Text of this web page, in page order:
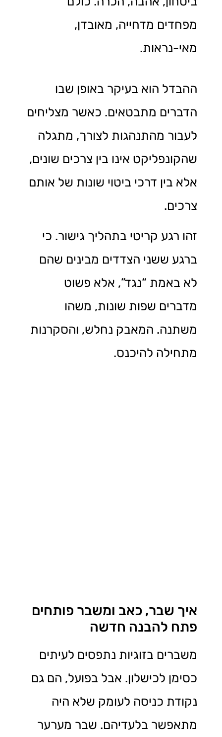
מפחדים מדחייה, מאובדן,
מאי-נראות.
ההבדל הוא בעיקר באופן שבו
הדברים מתבטאים. כאשר מצליחים
לעבור מהתנהגות לצורך, מתגלה
שהקונפליקט אינו בין צרכים שונים,
אלא בין דרכי ביטוי שונות של אותם
צרכים.
זהו רגע קריטי בתהליך גישור. כי
ברגע ששני הצדדים מבינים שהם
לא באמת “נגד”, אלא פשוט
מדברים שפות שונות, משהו
משתנה. המאבק נחלש, והסקרנות
מתחילה להיכנס.
איך שבר, כאב ומשבר פותחים
פתח להבנה חדשה
משברים בזוגיות נתפסים לעיתים
כסימן לכישלון. אבל בפועל, הם גם
נקודת כניסה לעומק שלא היה
מתאפשר בלעדיהם. שבר מערער